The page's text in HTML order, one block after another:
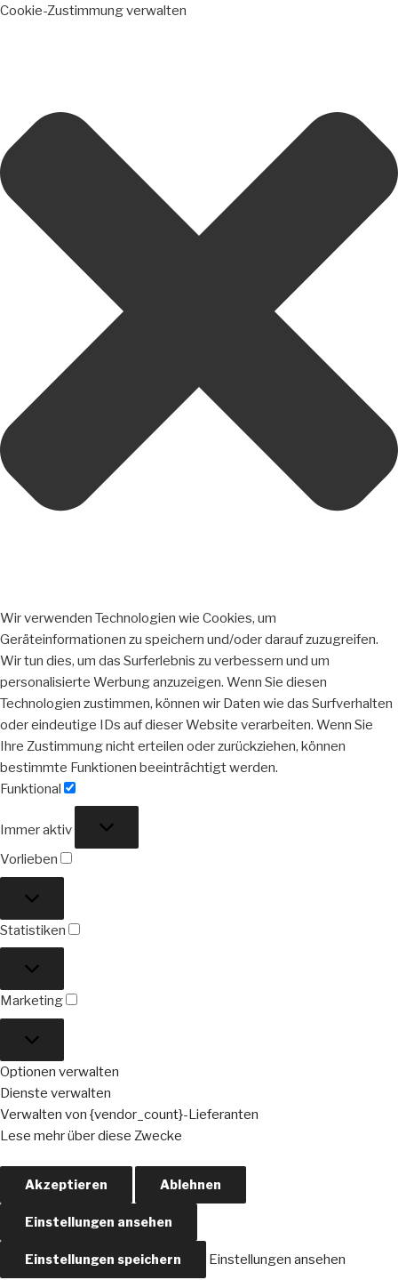
Cookie-Zustimmung verwalten
Wir verwenden Technologien wie Cookies, um
Geräteinformationen zu speichern und/oder darauf zuzugreifen.
Wir tun dies, um das Surferlebnis zu verbessern und um
personalisierte Werbung anzuzeigen. Wenn Sie diesen
Technologien zustimmen, können wir Daten wie das Surfverhalten
oder eindeutige IDs auf dieser Website verarbeiten. Wenn Sie
Ihre Zustimmung nicht erteilen oder zurückziehen, können
bestimmte Funktionen beeinträchtigt werden.
Funktional
Immer aktiv
Vorlieben
Statistiken
Marketing
Optionen verwalten
Dienste verwalten
Verwalten von {vendor_count}-Lieferanten
Lese mehr über diese Zwecke
Akzeptieren Ablehnen
Einstellungen ansehen
Einstellungen speichern
Einstellungen ansehen